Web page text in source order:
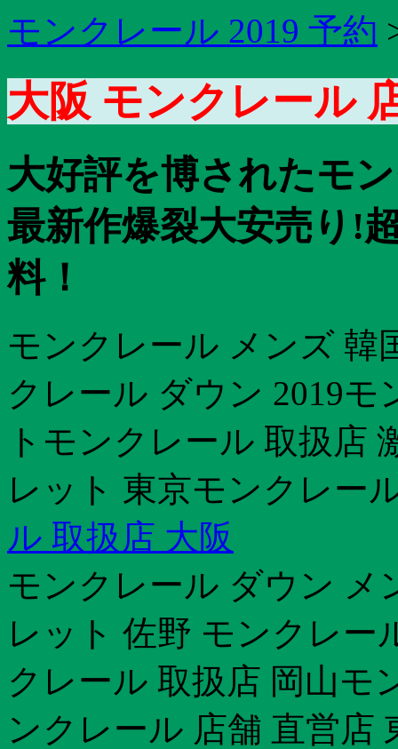
モンクレール 2019 予約
大阪 モンクレール
大好評を博されたモ
最新作爆裂大安売り!
料！
モンクレール メンズ 韓
クレール ダウン 2019
トモンクレール 取扱店
レット 東京モンクレー
ル 取扱店 大阪
モンクレール ダウン メ
レット 佐野 モンクレー
クレール 取扱店 岡山モ
ンクレール 店舗 直営店